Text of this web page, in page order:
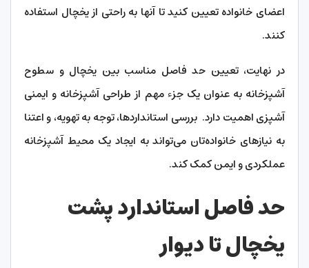
اعضای خانواده تعیین کنید تا آنها به راحتی از یخچال استفاده
کنند.
در نهایت، تعیین حد فاصل مناسب بین یخچال و سطوح
آشپزخانه به عنوان یک جزء مهم از طراحی آشپزخانه و ایمنی
آشپزی اهمیت دارد. بررسی استانداردها، توجه به تهویه، و اعتنا
به نیازهای خانواده‌تان می‌تواند به ایجاد یک محیط آشپزخانه
عملکردی و ایمن کمک کند.
حد فاصل استاندارد پشت
یخچال تا دیوار